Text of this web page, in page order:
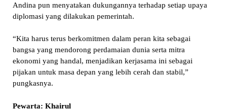
Andina pun menyatakan dukungannya terhadap setiap upaya
diplomasi yang dilakukan pemerintah.
“Kita harus terus berkomitmen dalam peran kita sebagai
bangsa yang mendorong perdamaian dunia serta mitra
ekonomi yang handal, menjadikan kerjasama ini sebagai
pijakan untuk masa depan yang lebih cerah dan stabil,”
pungkasnya.
Pewarta: Khairul